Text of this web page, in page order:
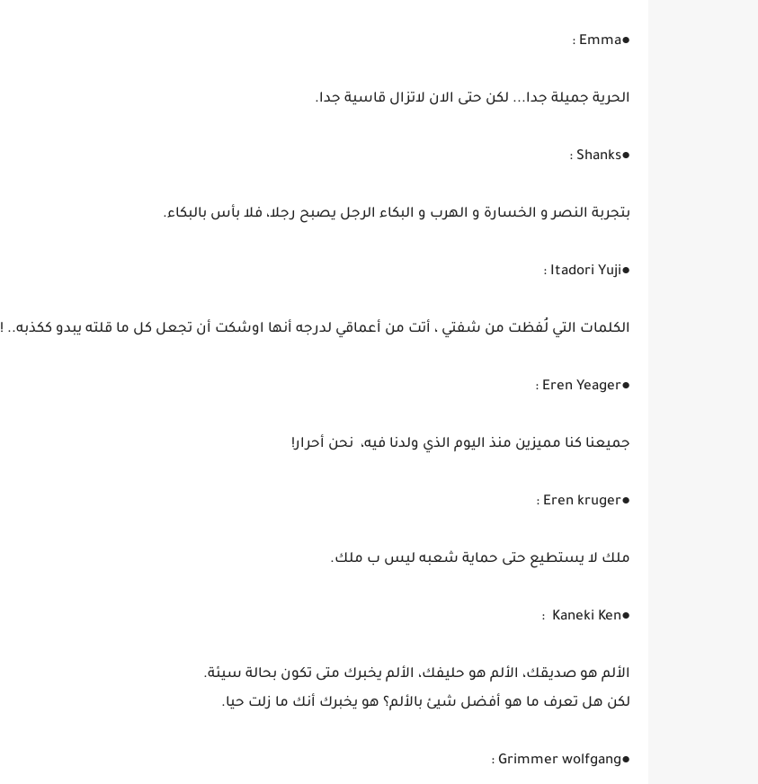
●Emma :
الحرية جميلة جدا... لكن حتى الان لاتزال قاسية جدا.
●Shanks :
بتجربة النصر و الخسارة و الهرب و البكاء الرجل يصبح رجلا، فلا بأس بالبكاء.
●Itadori Yuji :
الكلمات التي لُفظت من شفتي ، أتت من أعماقي لدرجه أنها اوشكت أن تجعل كل ما قلته يبدو ككذبه.. !
●Eren Yeager :
جميعنا كنا مميزين منذ اليوم الذي ولدنا فيه، نحن أحرار!
●Eren kruger :
ملك لا يستطيع حتى حماية شعبه ليس ب ملك.
●Kaneki Ken :
الألم هو صديقك، الألم هو حليفك، الألم يخبرك متى تكون بحالة سيئة.
لكن هل تعرف ما هو أفضل شيئ بالألم؟ هو يخبرك أنك ما زلت حيا.
●Grimmer wolfgang :